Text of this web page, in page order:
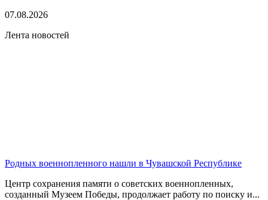
07.08.2026
Лента новостей
Родных военнопленного нашли в Чувашской Республике
Центр сохранения памяти о советских военнопленных,
созданный Музеем Победы, продолжает работу по поиску и...